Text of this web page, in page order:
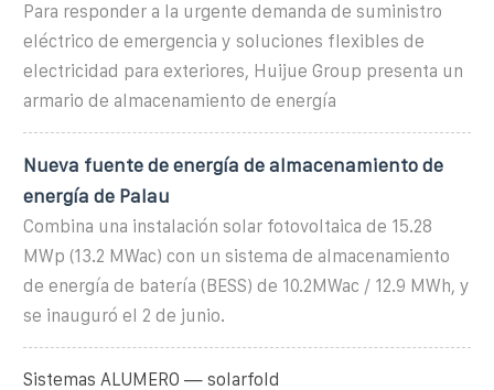
Para responder a la urgente demanda de suministro
eléctrico de emergencia y soluciones flexibles de
electricidad para exteriores, Huijue Group presenta un
armario de almacenamiento de energía
Nueva fuente de energía de almacenamiento de
energía de Palau
Combina una instalación solar fotovoltaica de 15.28
MWp (13.2 MWac) con un sistema de almacenamiento
de energía de batería (BESS) de 10.2MWac / 12.9 MWh, y
se inauguró el 2 de junio.
Sistemas ALUMERO — solarfold